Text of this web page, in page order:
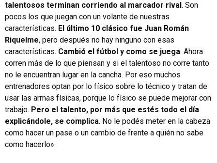
talentosos terminan corriendo al marcador rival. Son
pocos los que juegan con un volante de nuestras
características. El último 10 clásico fue Juan Román
Riquelme, pero después no hay ninguno con esas
características. Cambió el fútbol y como se juega. Ahora
corren más de lo que piensan y si el talentoso no corre tanto
no le encuentran lugar en la cancha. Por eso muchos
entrenadores optan por lo físico sobre lo técnico y tratan de
usar las armas físicas, porque lo físico se puede mejorar con
trabajo. Pero el talento, por más que estés todo el día
explicándole, se complica. No le podés meter en la cabeza
como hacer un pase o un cambio de frente a quién no sabe
como hacerlo».